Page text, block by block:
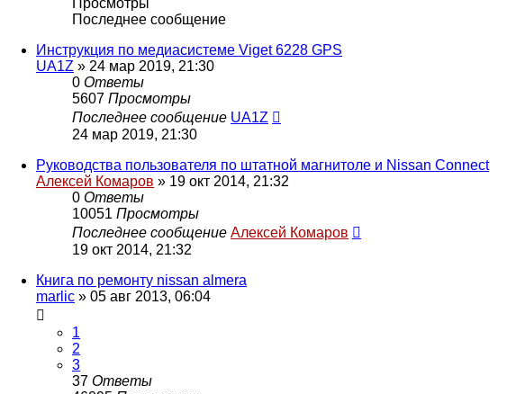
Последнее сообщение
Инструкция по медиасистеме Viget 6228 GPS
UA1Z » 24 мар 2019, 21:30
0 Ответы
5607 Просмотры
Последнее сообщение UA1Z
24 мар 2019, 21:30
Руководства пользователя по штатной магнитоле и Nissan Connect
Алексей Комаров » 19 окт 2014, 21:32
0 Ответы
10051 Просмотры
Последнее сообщение Алексей Комаров
19 окт 2014, 21:32
Книга по ремонту nissan almera
marlic » 05 авг 2013, 06:04
1
2
3
37 Ответы